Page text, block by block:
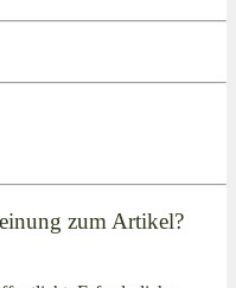
zum Artikel?